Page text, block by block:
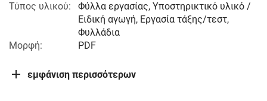
Τύπος υλικού:
Φύλλα εργασίας, Υποστηρικτικό υλικό /
Ειδική αγωγή, Εργασία τάξης/τεστ,
Φυλλάδια
Μορφή:
PDF
εμφάνιση περισσότερων